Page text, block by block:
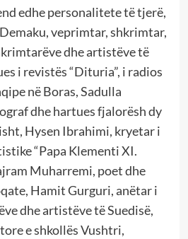
edhe personalitete të tjerë,
veprimtar, shkrimtar,
dhe artistëve të
i revistës “Dituria”, i radios
në Boras, Sadulla
dhe hartues fjalorësh dy
Hysen Ibrahimi, kryetar i
“Papa Klementi XI.
Muharremi, poet dhe
Hamit Gurguri, anëtar i
dhe artistëve të Suedisë,
e shkollës Vushtri,